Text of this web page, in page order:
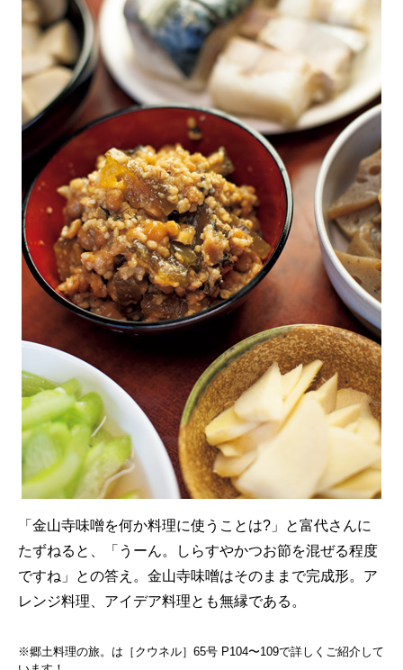
「金山寺味噌を何か料理に使うことは?」と富代さんに
たずねると、「うーん。しらすやかつお節を混ぜる程度
ですね」との答え。金山寺味噌はそのままで完成形。ア
レンジ料理、アイデア料理とも無縁である。
※郷土料理の旅。は［クウネル］65号 P104〜109で詳しくご紹介して